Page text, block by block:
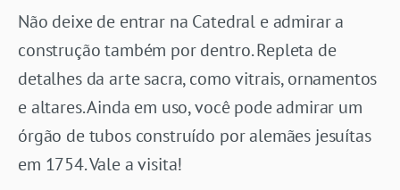
Não deixe de entrar na Catedral e admirar a
construção também por dentro. Repleta de
detalhes da arte sacra, como vitrais, ornamentos
e altares. Ainda em uso, você pode admirar um
órgão de tubos construído por alemães jesuítas
em 1754. Vale a visita!